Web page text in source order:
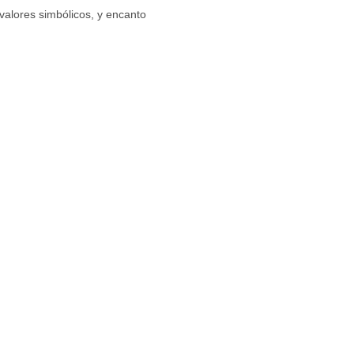
simbólicos, y encanto